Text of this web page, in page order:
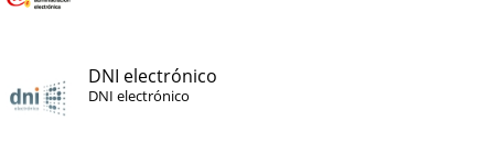
DNI electrónico
DNI electrónico